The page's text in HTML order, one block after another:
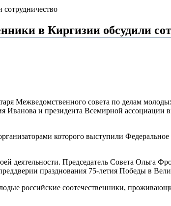
в Киргизии обсудили
Межведомственного совета по делам
Иванова и президента Всемирной ассоциации
которого выступили
деятельности. Председатель Совета Ольга
празднования 75-летия Победы в
российские соотечественники,